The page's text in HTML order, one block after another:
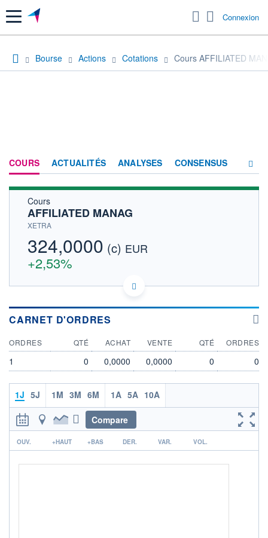
Menu Connexion
Bourse Actions Cotations Cours AFFILIATED
COURS ACTUALITÉS ANALYSES CONSENSUS
ACTIONNAIRES
Cours
AFFILIATED MANAG
XETRA
324,0000 (c) EUR
+2,53%
US0082521081 AFS
Cotation sur les autres places
OUVERTURE CLÔTURE VEILLE
316,0000
+ HAUT + BAS
VOLUME
0
CAPITAL ÉCHANGÉ
0,00%
VALORISATION
8 558 MEUR 06.08.26 / 17:35:58
LIMITE À LA LIMITE À LA
CARNET D'ORDRES
ORDRES QTÉ ACHAT VENTE QTÉ ORDRES
1 0 0,0000 0,0000 0 0
1J 5J 1M 3M 6M 1A 5A 10A
Compare
r
OUV. +HAUT +BAS DER. VAR. VOL.